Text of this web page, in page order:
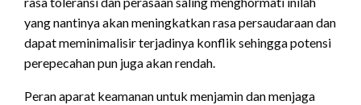
yang nantinya akan meningkatkan rasa persaudaraan dan
dapat meminimalisir terjadinya konflik sehingga potensi
perepecahan pun juga akan rendah.
Peran aparat keamanan untuk menjamin dan menjaga